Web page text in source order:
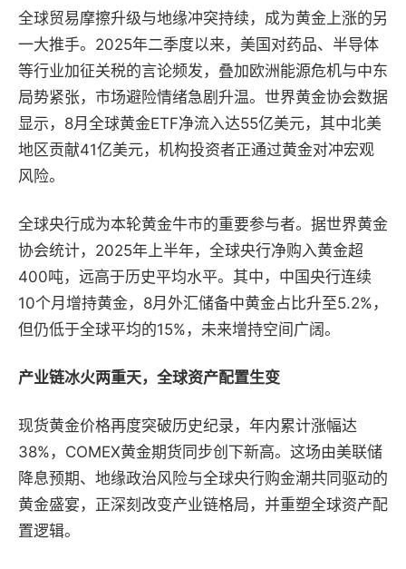
全球贸易摩擦升级与地缘冲突持续，成为黄金上涨的另
一大推手。2025年二季度以来，美国对药品、半导体
等行业加征关税的言论频发，叠加欧洲能源危机与中东
局势紧张，市场避险情绪急剧升温。世界黄金协会数据
显示，8月全球黄金ETF净流入达55亿美元，其中北美
地区贡献41亿美元，机构投资者正通过黄金对冲宏观
风险。
全球央行成为本轮黄金牛市的重要参与者。据世界黄金
协会统计，2025年上半年，全球央行净购入黄金超
400吨，远高于历史平均水平。其中，中国央行连续
10个月增持黄金，8月外汇储备中黄金占比升至5.2%，
但仍低于全球平均的15%，未来增持空间广阔。
产业链冰火两重天，全球资产配置生变
现货黄金价格再度突破历史纪录，年内累计涨幅达
38%，COMEX黄金期货同步创下新高。这场由美联储
降息预期、地缘政治风险与全球央行购金潮共同驱动的
黄金盛宴，正深刻改变产业链格局，并重塑全球资产配
置逻辑。